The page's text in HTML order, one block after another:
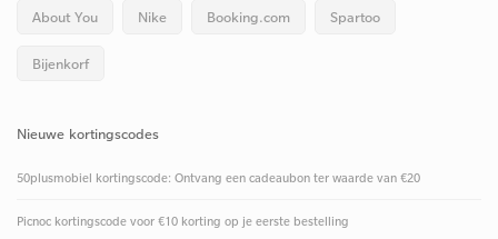
About You Nike Booking.com Spartoo
Bijenkorf
Nieuwe kortingscodes
50plusmobiel kortingscode: Ontvang een cadeaubon ter waarde van €20
Picnoc kortingscode voor €10 korting op je eerste bestelling